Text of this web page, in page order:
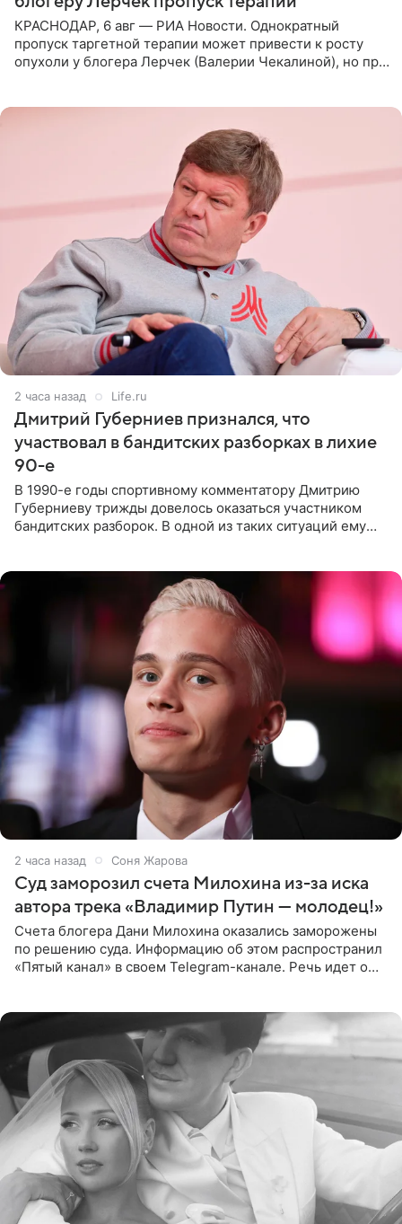
КРАСНОДАР, 6 авг — РИА Новости. Однократный
пропуск таргетной терапии может привести к росту
опухоли у блогера Лерчек (Валерии Чекалиной), но при
2 часа назад Life.ru
Дмитрий Губерниев признался, что
участвовал в бандитских разборках в лихие
90-е
В 1990-е годы спортивному комментатору Дмитрию
Губерниеву трижды довелось оказаться участником
бандитских разборок. В одной из таких ситуаций ему
2 часа назад Соня Жарова
Суд заморозил счета Милохина из-за иска
автора трека «Владимир Путин — молодец!»
Счета блогера Дани Милохина оказались заморожены
по решению суда. Информацию об этом распространил
«Пятый канал» в своем Telegram-канале. Речь идет о